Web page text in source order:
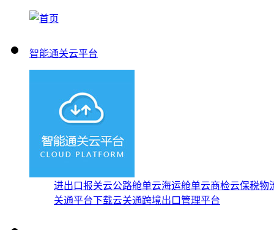
智能通关云平台
进出口报关云公路舱单云海运舱单云商检云保税物
关通平台下载云关通跨境出口管理平台